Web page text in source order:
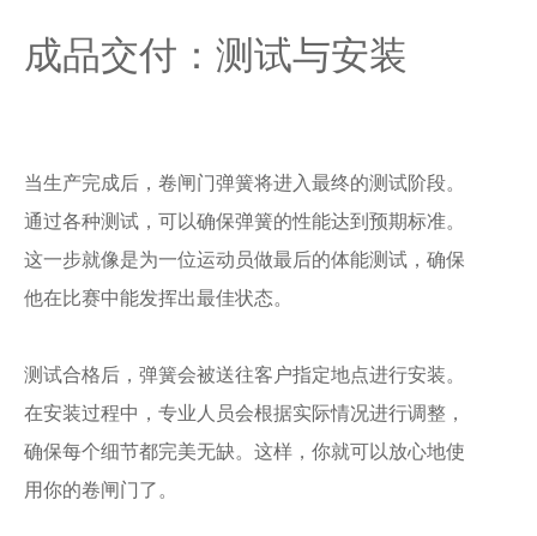
成品交付：测试与安装
当生产完成后，卷闸门弹簧将进入最终的测试阶段。
通过各种测试，可以确保弹簧的性能达到预期标准。
这一步就像是为一位运动员做最后的体能测试，确保
他在比赛中能发挥出最佳状态。
测试合格后，弹簧会被送往客户指定地点进行安装。
在安装过程中，专业人员会根据实际情况进行调整，
确保每个细节都完美无缺。这样，你就可以放心地使
用你的卷闸门了。